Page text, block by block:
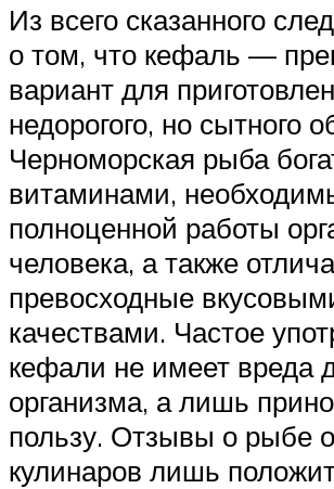
Из всего сказанного
о том, что кефаль —
вариант для
недорогого, но сытного
Черноморская рыба
витаминами,
полноценной работы
человека, а также
превосходные
качествами. Частое
кефали не имеет вреда
организма, а лишь
пользу. Отзывы о рыбе
кулинаров лишь